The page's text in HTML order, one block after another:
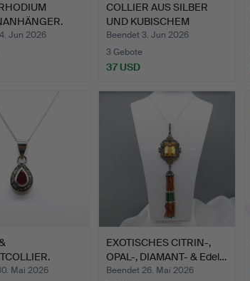
Jun 2026
COLLIER AUS SILBER
UND KUBISCHEM
ZIRKONIA.
Beendet 3. Jun 2026
3 Gebote
37 USD
Mai 2026
EXOTISCHES CITRIN-,
OPAL-, DIAMANT- & Edel…
Beendet 26. Mai 2026